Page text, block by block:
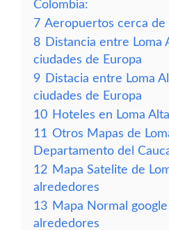
Colombia:
7 Aeropuertos cerca de
8 Distancia entre Loma
ciudades de Europa
9 Distacia entre Loma
ciudades de Europa
10 Hoteles en Loma
11 Otros Mapas de
Departamento del
12 Mapa Satelite de
alrededores
13 Mapa Normal
alrededores